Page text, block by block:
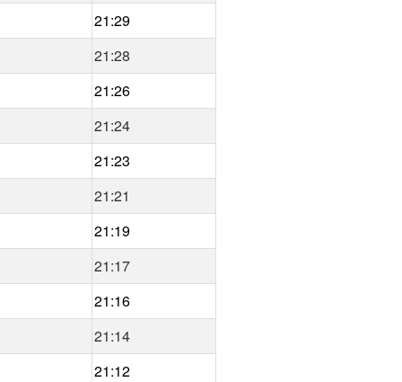
21:29
21:28
21:26
21:24
21:23
21:21
21:19
21:17
21:16
21:14
21:12